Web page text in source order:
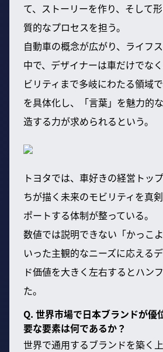
て、ストーリーを作り、そして
質的なプロセスを担う。
自動車の概念が広がり、ライフ
中で、デザイナーは車だけでな
ビリティまで多岐にわたる領域
を具体化し、「言葉」を魅力的
造する力が求められるという。
トヨタでは、車好きの経営トッ
ちが描く未来のモビリティを真
ポートする体制が整っている。
数値では説明できない「かっこ
いった主観的なニーズに応える
ド価値を大きく左右するとハン
た。
Q. 世界市場で日本ブランドが優
要な要素は何であるか？
世界で通用するブランドを築く